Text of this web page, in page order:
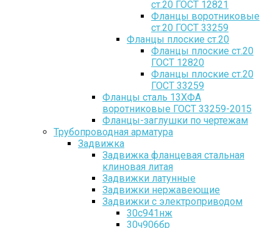
ст.20 ГОСТ 12821
Фланцы воротниковые
ст.20 ГОСТ 33259
Фланцы плоские ст.20
Фланцы плоские ст.20
ГОСТ 12820
Фланцы плоские ст.20
ГОСТ 33259
Фланцы сталь 13ХФА
воротниковые ГОСТ 33259-2015
Фланцы-заглушки по чертежам
Трубопроводная арматура
Задвижка
Задвижка фланцевая стальная
клиновая литая
Задвижки латунные
Задвижки нержавеющие
Задвижки с электроприводом
30с941нж
30ч906бр